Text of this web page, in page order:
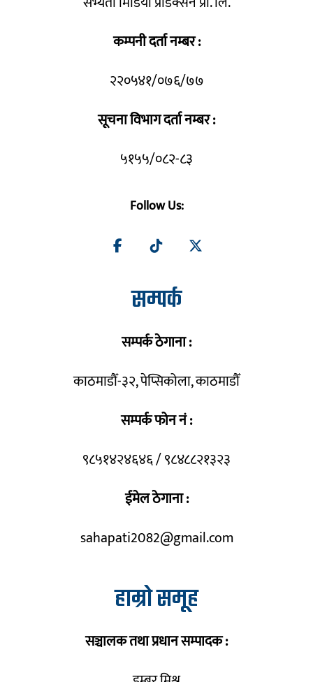
कम्पनी दर्ता नम्बर :
२२०५४१/०७६/७७
सूचना विभाग दर्ता नम्बर :
५१५५/०८२-८३
Follow Us:
सम्पर्क
सम्पर्क ठेगाना :
काठमाडौँ-३२, पेप्सिकोला, काठमाडौँ
सम्पर्क फोन नं :
९८५१४२४६४६ / ९८४८८२१३२३
ईमेल ठेगाना :
sahapati2082@gmail.com
हाम्रो समूह
सञ्चालक तथा प्रधान सम्पादक :